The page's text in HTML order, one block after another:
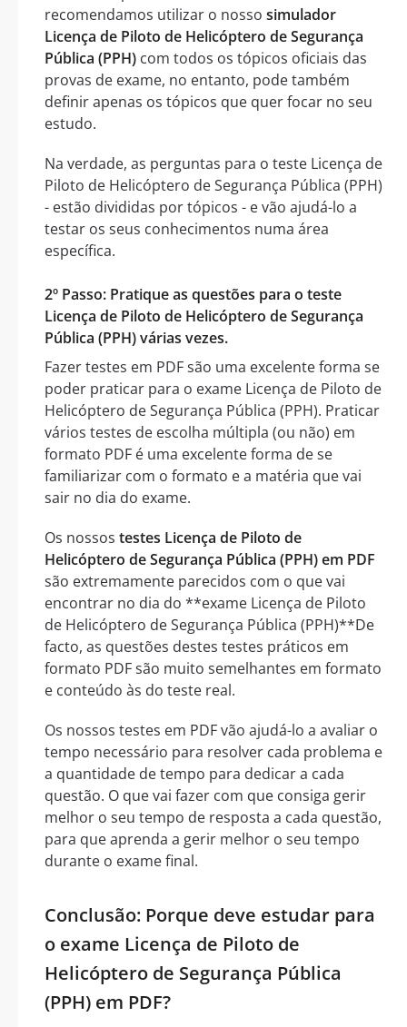
recomendamos utilizar o nosso simulador
Licença de Piloto de Helicóptero de Segurança
Pública (PPH) com todos os tópicos oficiais das
provas de exame, no entanto, pode também
definir apenas os tópicos que quer focar no seu
estudo.
Na verdade, as perguntas para o teste Licença de
Piloto de Helicóptero de Segurança Pública (PPH)
- estão divididas por tópicos - e vão ajudá-lo a
testar os seus conhecimentos numa área
específica.
2º Passo: Pratique as questões para o teste
Licença de Piloto de Helicóptero de Segurança
Pública (PPH) várias vezes.
Fazer testes em PDF são uma excelente forma se
poder praticar para o exame Licença de Piloto de
Helicóptero de Segurança Pública (PPH). Praticar
vários testes de escolha múltipla (ou não) em
formato PDF é uma excelente forma de se
familiarizar com o formato e a matéria que vai
sair no dia do exame.
Os nossos testes Licença de Piloto de
Helicóptero de Segurança Pública (PPH) em PDF
são extremamente parecidos com o que vai
encontrar no dia do **exame Licença de Piloto
de Helicóptero de Segurança Pública (PPH)**De
facto, as questões destes testes práticos em
formato PDF são muito semelhantes em formato
e conteúdo às do teste real.
Os nossos testes em PDF vão ajudá-lo a avaliar o
tempo necessário para resolver cada problema e
a quantidade de tempo para dedicar a cada
questão. O que vai fazer com que consiga gerir
melhor o seu tempo de resposta a cada questão,
para que aprenda a gerir melhor o seu tempo
durante o exame final.
Conclusão: Porque deve estudar para
o exame Licença de Piloto de
Helicóptero de Segurança Pública
(PPH) em PDF?